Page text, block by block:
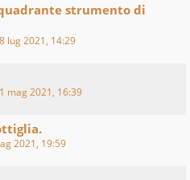
strumento di
lug 2021, 14:29
mag 2021, 16:39
2021, 19:59